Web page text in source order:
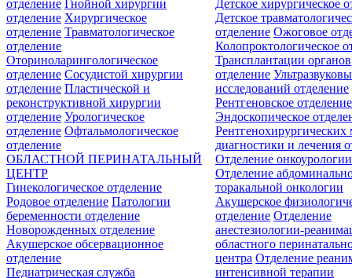
отделение Гнойной хирургии
отделение Хирургическое
отделение Травматологическое
отделение
Оториноларингологическое
отделение Сосудистой хирургии
отделение Пластической и
реконструктивной хирургии
отделение Урологическое
отделение Офтальмологическое
отделение
Детское хирургическое
Детское
отделение Ожоговое
Колопроктологическое
Трансплантации органов
отделение
исследований отделение
Рентгеновское отделение
Эндоскопическое
Рентгенохирургических
диагностики и лечения
Отделение онкоурологии
Отделение
торакальной онкологии
ОБЛАСТНОЙ ПЕРИНАТАЛЬНЫЙ
ЦЕНТР
Гинекологическое отделение
Родовое отделение Патологии
беременности отделение
Новорожденных отделение
Акушерское обсервационное
отделение
Акушерское
отделение Отделение
анестезиологии-
областного
центра Отделение
интенсивной терапии
Педиатрическая служба